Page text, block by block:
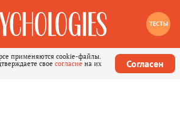
ТЕСТЫ
применяются cookie-файлы.
свое согласие на их
Согласен